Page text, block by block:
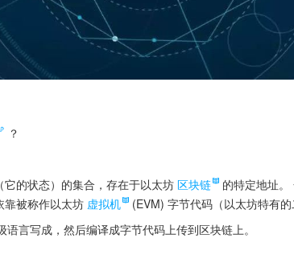
？
的状态）的集合，存在于以太坊 区块链
的特定地址
靠被称作以太坊 虚拟机
(EVM) 字节代码（以太坊特有
言写成，然后编译成字节代码上传到区块链上。